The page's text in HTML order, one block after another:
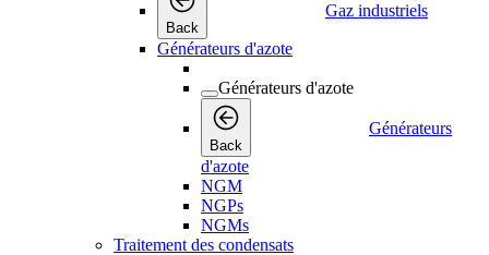
Back
Gaz industriels
Générateurs d'azote
Générateurs d'azote
Back
Générateurs
d'azote
NGM
NGPs
NGMs
Traitement des condensats